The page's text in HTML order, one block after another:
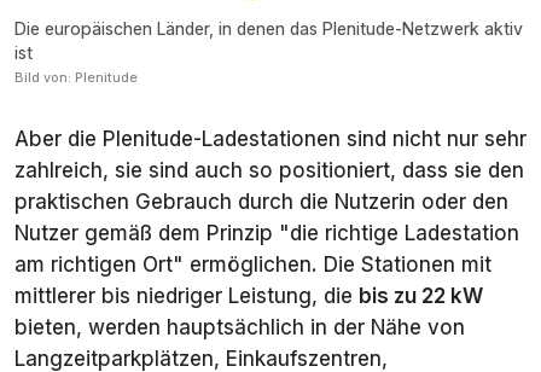
Die europäischen Länder, in denen das Plenitude-Netzwerk aktiv
ist
Bild von: Plenitude
Aber die Plenitude-Ladestationen sind nicht nur sehr
zahlreich, sie sind auch so positioniert, dass sie den
praktischen Gebrauch durch die Nutzerin oder den
Nutzer gemäß dem Prinzip "die richtige Ladestation
am richtigen Ort" ermöglichen. Die Stationen mit
mittlerer bis niedriger Leistung, die bis zu 22 kW
bieten, werden hauptsächlich in der Nähe von
Langzeitparkplätzen, Einkaufszentren,